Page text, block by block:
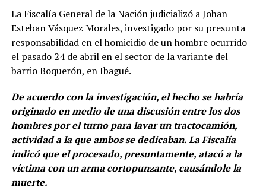
La Fiscalía General de la Nación judicializó a Johan
Esteban Vásquez Morales, investigado por su presunta
responsabilidad en el homicidio de un hombre ocurrido
el pasado 24 de abril en el sector de la variante del
barrio Boquerón, en Ibagué.
De acuerdo con la investigación, el hecho se habría
originado en medio de una discusión entre los dos
hombres por el turno para lavar un tractocamión,
actividad a la que ambos se dedicaban. La Fiscalía
indicó que el procesado, presuntamente, atacó a la
víctima con un arma cortopunzante, causándole la
muerte.